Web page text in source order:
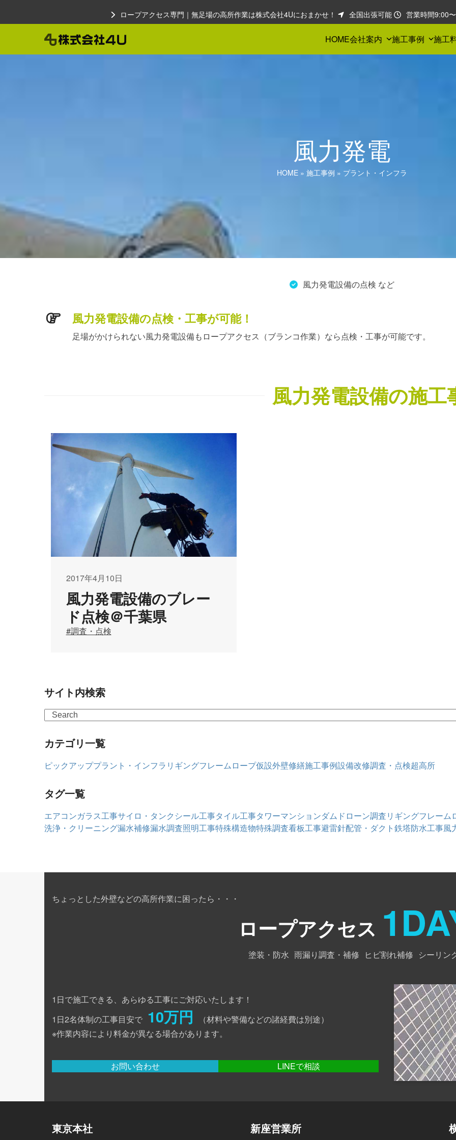
ロープアクセス専門｜無足場の高所作業は株式会社4Uにおまかせ！ 全国出張可能 営業時間9:00
HOME会社案内 施工事例 施工
風力発電
HOME » 施工事例 » プラント・インフラ
風力発電設備の点検 など
風力発電設備の点検・工事が可能！
足場がかけられない風力発電設備もロープアクセス（ブランコ作業）なら点検・工事が可能です。
風力発電設備の施工
2017年4月10日
風力発電設備のブレー
ド点検＠千葉県
#調査・点検
サイト内検索
Search
カテゴリ一覧
ピックアッププラント・インフラ リギングフレームロープ仮設外壁修繕施工事例設備改修調査・点検超高所
タグ一覧
エアコンガラス工事サイロ・タンク シール工事タイル工事タワーマンションダム ドローン調査リギングフレーム
洗浄・クリーニング漏水補修漏水調査照明工事特殊構造物特殊調査看板工事避雷針配管・ダクト鉄塔防水工事風
ちょっとした外壁などの高所作業に困ったら・・・
ロープアクセス
塗装・防水 雨漏り調査・補修 ヒビ割れ補修 シーリン
1日で施工できる、あらゆる工事にご対応いたします！
1日2名体制の工事目安で 10万円
（材料や警備などの諸経費は別途）
※作業内容により料金が異なる場合があります。
お問い合わせ LINEで相談
東京本社 新座営業所